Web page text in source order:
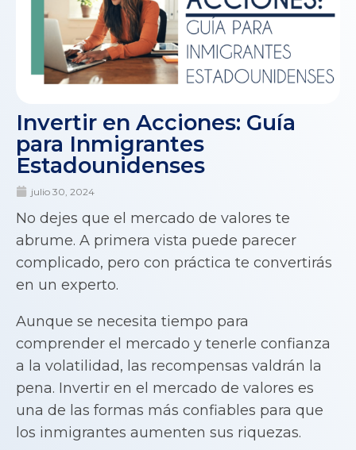
Invertir en Acciones: Guía
para Inmigrantes
Estadounidenses
julio 30, 2024
No dejes que el mercado de valores te
abrume. A primera vista puede parecer
complicado, pero con práctica te convertirás
en un experto.
Aunque se necesita tiempo para
comprender el mercado y tenerle confianza
a la volatilidad, las recompensas valdrán la
pena. Invertir en el mercado de valores es
una de las formas más confiables para que
los inmigrantes aumenten sus riquezas.